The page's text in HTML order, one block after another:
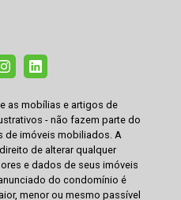
as mobílias e artigos de
- não fazem parte do
de imóveis mobiliados. A
de alterar qualquer
e dados de seus imóveis
do condomínio é
menor ou mesmo passível